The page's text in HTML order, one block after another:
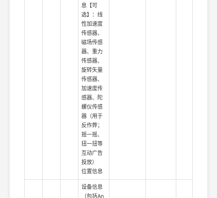
息【可
选】：线
性加速度
传感器、
磁场传感
器、重力
传感器、
旋转矢量
传感器、
加速度传
感器、陀
螺仪传感
器（用于
反作弊；
摇一摇、
扭一扭等
互动广告
投放）
位置信息
设备信息
（包括An